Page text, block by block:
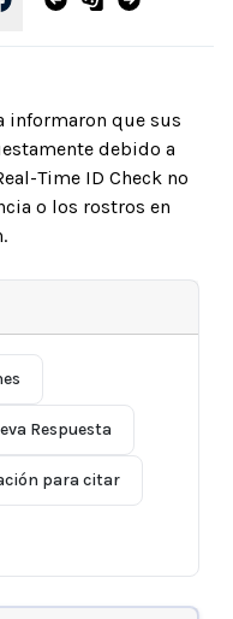
informaron que sus
debido a
Time ID Check no
o los rostros en
Respuesta
para citar